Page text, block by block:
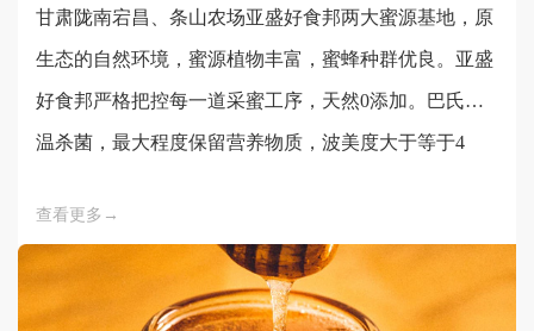
甘肃陇南宕昌、条山农场亚盛好食邦两大蜜源基地，原
生态的自然环境，蜜源植物丰富，蜜蜂种群优良。亚盛
好食邦严格把控每一道采蜜工序，天然0添加。巴氏低
温杀菌，最大程度保留营养物质，波美度大于等于4
品。
查看更多→